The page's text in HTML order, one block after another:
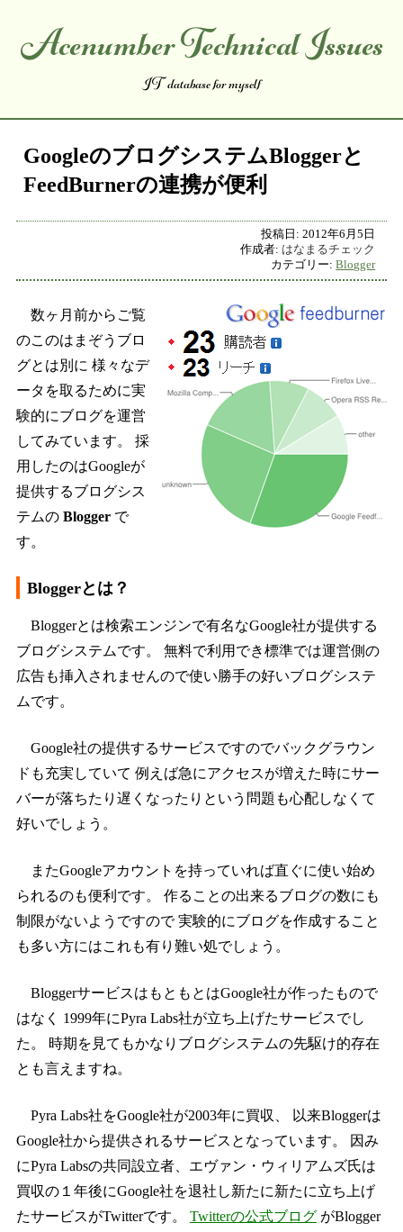
Acenumber Technical Issues
IT database for myself
GoogleのブログシステムBloggerと
FeedBurnerの連携が便利
投稿日:2012年6月5日
作成者: はなまるチェック
カテゴリー:Blogger
数ヶ月前からご覧
のこのはまぞうブロ
グとは別に 様々なデ
ータを取るために実
験的にブログを運営
してみています。 採
用したのはGoogleが
提供するブログシス
テムの Bloggerで
す。
Bloggerとは？
Bloggerとは検索エンジンで有名なGoogle社が提供する
ブログシステムです。 無料で利用でき標準では運営側の
広告も挿入されませんので使い勝手の好いブログシステ
ムです。
Google社の提供するサービスですのでバックグラウン
ドも充実していて 例えば急にアクセスが増えた時にサー
バーが落ちたり遅くなったりという問題も心配しなくて
好いでしょう。
またGoogleアカウントを持っていれば直ぐに使い始め
られるのも便利です。 作ることの出来るブログの数にも
制限がないようですので 実験的にブログを作成すること
も多い方にはこれも有り難い処でしょう。
BloggerサービスはもともとはGoogle社が作ったもので
はなく 1999年にPyra Labs社が立ち上げたサービスでし
た。 時期を見てもかなりブログシステムの先駆け的存在
とも言えますね。
Pyra Labs社をGoogle社が2003年に買収、 以来Bloggerは
Google社から提供されるサービスとなっています。 因み
にPyra Labsの共同設立者、エヴァン・ウィリアムズ氏は
買収の１年後にGoogle社を退社し新たに新たに立ち上げ
たサービスがTwitterです。 Twitterの公式ブログがBlogger